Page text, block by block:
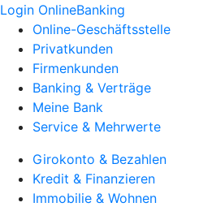
Login OnlineBanking
Online-Geschäftsstelle
Privatkunden
Firmenkunden
Banking & Verträge
Meine Bank
Service & Mehrwerte
Girokonto & Bezahlen
Kredit & Finanzieren
Immobilie & Wohnen